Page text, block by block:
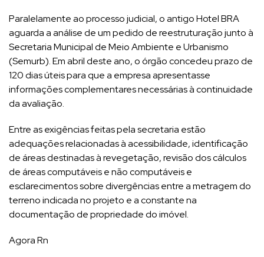
Paralelamente ao processo judicial, o antigo Hotel BRA
aguarda a análise de um pedido de reestruturação junto à
Secretaria Municipal de Meio Ambiente e Urbanismo
(Semurb). Em abril deste ano, o órgão concedeu prazo de
120 dias úteis para que a empresa apresentasse
informações complementares necessárias à continuidade
da avaliação.
Entre as exigências feitas pela secretaria estão
adequações relacionadas à acessibilidade, identificação
de áreas destinadas à revegetação, revisão dos cálculos
de áreas computáveis e não computáveis e
esclarecimentos sobre divergências entre a metragem do
terreno indicada no projeto e a constante na
documentação de propriedade do imóvel.
Agora Rn